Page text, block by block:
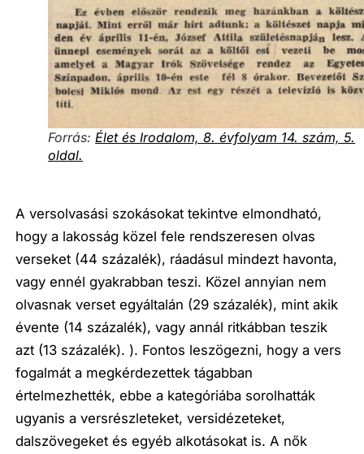
Forrás:Élet és Irodalom, 8. évfolyam 14. szám, 5.
oldal.
A versolvasási szokásokat tekintve elmondható,
hogy a lakosság közel fele rendszeresen olvas
verseket (44 százalék), ráadásul mindezt havonta,
vagy ennél gyakrabban teszi. Közel annyian nem
olvasnak verset egyáltalán (29 százalék), mint akik
évente (14 százalék), vagy annál ritkábban teszik
azt (13 százalék). ). Fontos leszögezni, hogy a vers
fogalmát a megkérdezettek tágabban
értelmezhették, ebbe a kategóriába sorolhatták
ugyanis a versrészleteket, versidézeteket,
dalszövegeket és egyéb alkotásokat is. A nők